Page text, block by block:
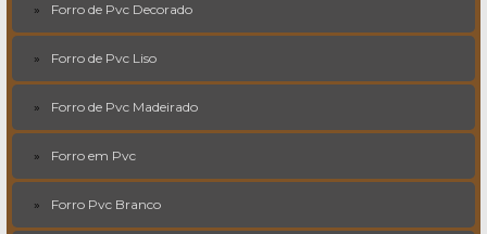
Forro de Pvc Decorado
Forro de Pvc Liso
Forro de Pvc Madeirado
Forro em Pvc
Forro Pvc Branco